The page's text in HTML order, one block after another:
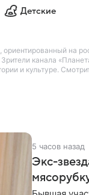
Детские
на
канала
и культуре.
5 часов назад
Экс-